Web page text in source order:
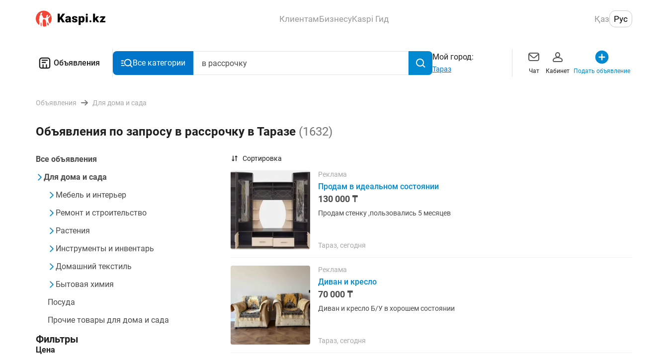
КлиентамБизнесуKaspi Гид Қаз Рус
Объявления Все категории
Мой город:
Тараз Чат Кабинет Подать объявление
Объявления Для дома и сада
Объявления по запросу в рассрочку в Таразе (1632)
Все объявления
Для дома и сада
Мебель и интерьер
Ремонт и строительство
Посуда
Растения
Прочие товары для дома и сада
Инструменты и инвентарь
Домашний текстиль
Бытовая химия
Фильтры
Цена
Сортировка
Реклама
Продам в идеальном состоянии
130 000 ₸
Продам стенку ,пользовались 5 месяцев
Тараз, сегодня
Реклама
Диван и кресло
70 000 ₸
Диван и кресло Б/У в хорошем состоянии
Тараз, сегодня